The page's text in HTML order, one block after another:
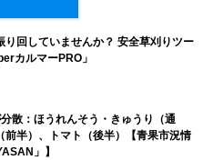
り回していませんか？ 安全草刈りツー
カルマーPRO」
散：ほうれんそう・きゅうり（通
前半）、トマト（後半）【青果市況情
」】